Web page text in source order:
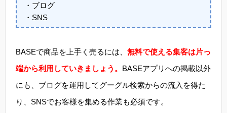
・ブログ
・SNS
BASEで商品を上手く売るには、 無料で使える集客は片っ
端から利用していきましょう。 BASEアプリへの掲載以外
にも、ブログを運用してグーグル検索からの流入を得た
り、SNSでお客様を集める作業も必須です。